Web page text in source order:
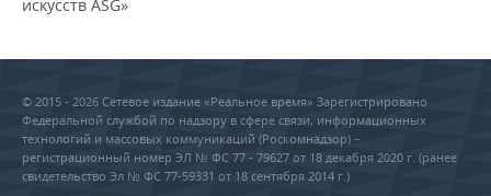
искусств ASG»
© 2015 - 2026 Сетевое издание «Реальное время» Зарегистрировано
Федеральной службой по надзору в сфере связи, информационных
технологий и массовых коммуникаций (Роскомнадзор) –
регистрационный номер ЭЛ № ФС 77 - 79627 от 18 декабря 2020 г. (ранее
свидетельство Эл № ФС 77-59331 от 18 сентября 2014 г.)